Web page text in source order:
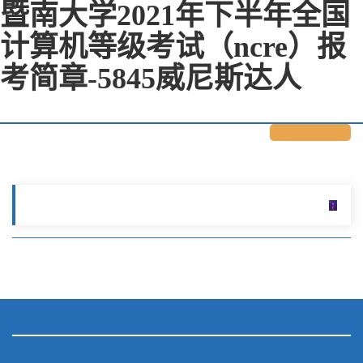
暨南大学2021年下半年全国
计算机等级考试（ncre）报
考简章-5845威尼斯达人